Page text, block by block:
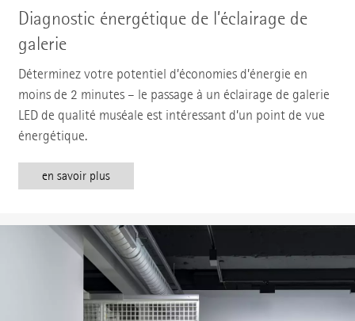
Diagnostic énergétique de l’éclairage de
galerie
Déterminez votre potentiel d’économies d’énergie en
moins de 2 minutes – le passage à un éclairage de galerie
LED de qualité muséale est intéressant d’un point de vue
énergétique.
en savoir plus